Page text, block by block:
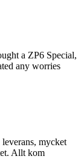
a ZP6 Special,
any worries
mycket
Allt kom